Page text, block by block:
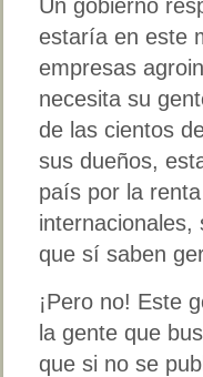
Un gobierno
estaría en este
empresas
necesita su
de las cientos
sus dueños,
país por la
que sí saben
¡Pero no! Este
la gente que
que si no se